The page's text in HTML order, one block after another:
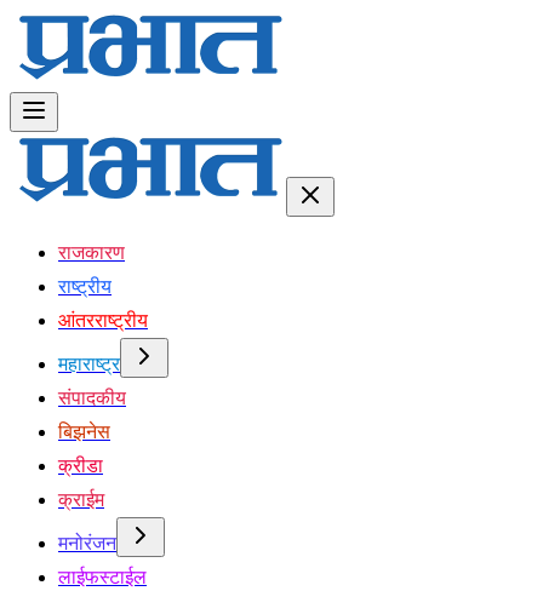
राजकारण
राष्ट्रीय
आंतरराष्ट्रीय
महाराष्ट्र
संपादकीय
बिझनेस
क्रीडा
क्राईम
मनोरंजन
लाईफस्टाईल